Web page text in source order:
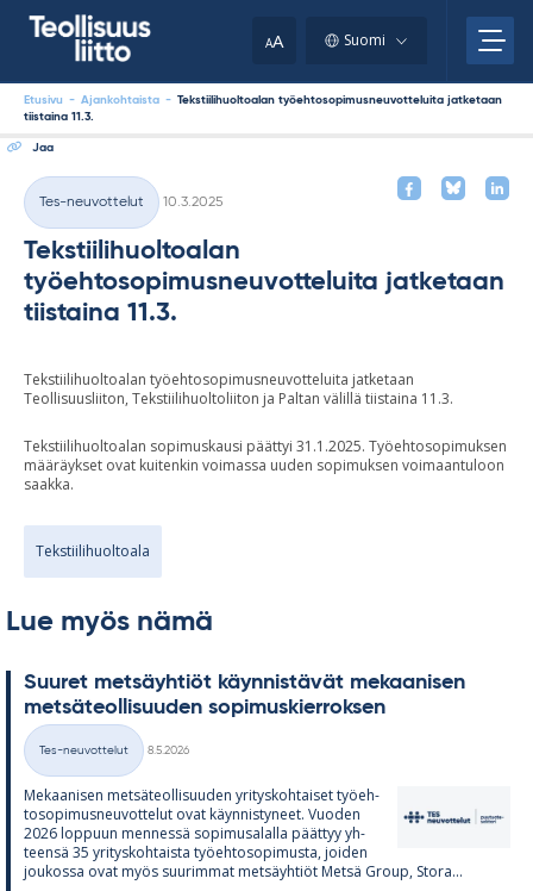
AA Suomi
Etusivu - Ajankohtaista - Tekstiilihuoltoalan työehtosopimusneuvotteluita jatketaan
tiistaina 11.3.
Jaa
Kategoriat
Tes-neuvottelut
10.3.2025
Tekstiilihuoltoalan
työehtosopimusneuvotteluita jatketaan
tiistaina 11.3.
Tekstiilihuoltoalan työehtosopimusneuvotteluita jatketaan
Teollisuusliiton, Tekstiilihuoltoliiton ja Paltan välillä tiistaina 11.3.
Tekstiilihuoltoalan sopimuskausi päättyi 31.1.2025. Työehtosopimuksen
määräykset ovat kuitenkin voimassa uuden sopimuksen voimaantuloon
saakka.
Tekstiilihuoltoala
Lue myös nämä
Suu­ret met­säyh­tiöt käyn­nis­tä­vät me­kaa­ni­sen
met­sä­teol­li­suu­den so­pi­mus­kier­rok­sen
Kategoriat
Tes-neuvottelut
8.5.2026
Me­kaa­ni­sen met­sä­teol­li­suu­den yri­tys­koh­tai­set työ­eh­
to­so­pi­mus­neu­vot­te­lut ovat käyn­nis­ty­neet. Vuo­den
2026 lop­puun men­nessä so­pi­musa­lalla päät­tyy yh­
teensä 35 yri­tys­koh­taista työ­eh­to­so­pi­musta, joi­den
jou­kossa ovat myös suu­rim­mat met­säyh­tiöt Metsä Group, Stora...
clipboard.)